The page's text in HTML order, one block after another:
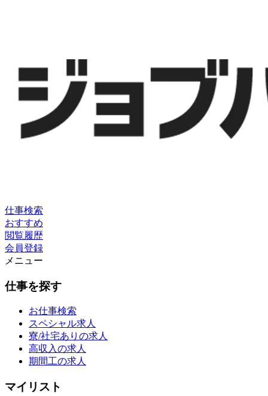
仕事検索
おすすめ
閲覧履歴
会員登録
メニュー
仕事を探す
お仕事検索
スペシャル求人
寮/社宅ありの求人
高収入の求人
期間工の求人
マイリスト